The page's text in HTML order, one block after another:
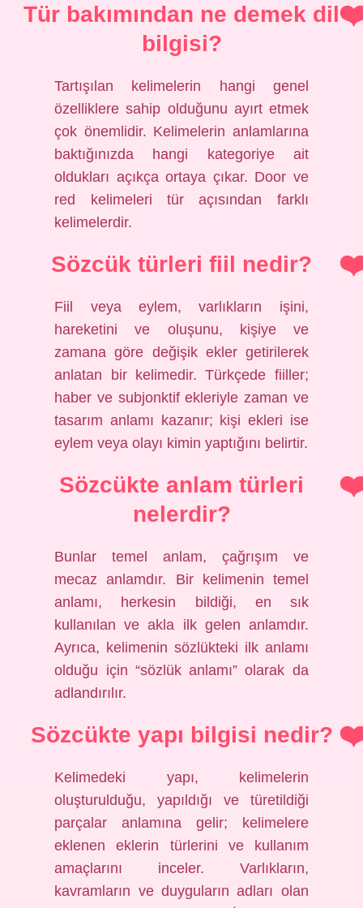
Tür bakımından ne demek dil
bilgisi?
Tartışılan kelimelerin hangi genel
özelliklere sahip olduğunu ayırt etmek
çok önemlidir. Kelimelerin anlamlarına
baktığınızda hangi kategoriye ait
oldukları açıkça ortaya çıkar. Door ve
red kelimeleri tür açısından farklı
kelimelerdir.
Sözcük türleri fiil nedir?
Fiil veya eylem, varlıkların işini,
hareketini ve oluşunu, kişiye ve
zamana göre değişik ekler getirilerek
anlatan bir kelimedir. Türkçede fiiller;
haber ve subjonktif ekleriyle zaman ve
tasarım anlamı kazanır; kişi ekleri ise
eylem veya olayı kimin yaptığını belirtir.
Sözcükte anlam türleri
nelerdir?
Bunlar temel anlam, çağrışım ve
mecaz anlamdır. Bir kelimenin temel
anlamı, herkesin bildiği, en sık
kullanılan ve akla ilk gelen anlamdır.
Ayrıca, kelimenin sözlükteki ilk anlamı
olduğu için “sözlük anlamı” olarak da
adlandırılır.
Sözcükte yapı bilgisi nedir?
Kelimedeki yapı, kelimelerin
oluşturulduğu, yapıldığı ve türetildiği
parçalar anlamına gelir; kelimelere
eklenen eklerin türlerini ve kullanım
amaçlarını inceler. Varlıkların,
kavramların ve duyguların adları olan